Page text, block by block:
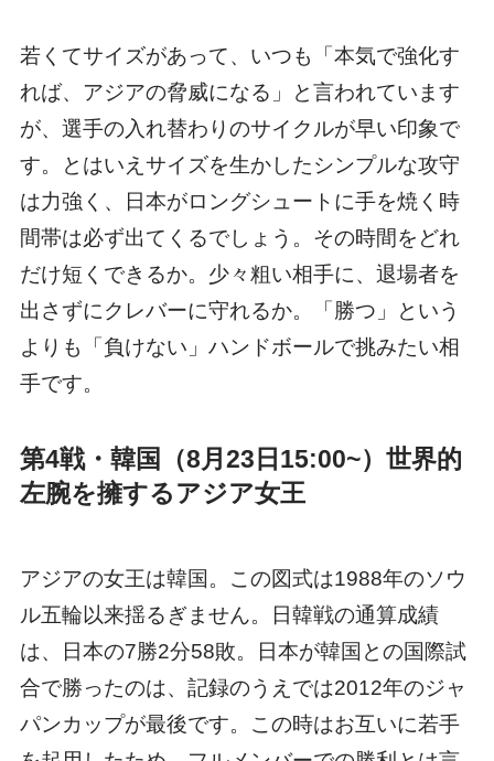
若くてサイズがあって、いつも「本気で強化す
れば、アジアの脅威になる」と言われています
が、選手の入れ替わりのサイクルが早い印象で
す。とはいえサイズを生かしたシンプルな攻守
は力強く、日本がロングシュートに手を焼く時
間帯は必ず出てくるでしょう。その時間をどれ
だけ短くできるか。少々粗い相手に、退場者を
出さずにクレバーに守れるか。「勝つ」という
よりも「負けない」ハンドボールで挑みたい相
手です。
第4戦・韓国（8月23日15:00~）世界的
左腕を擁するアジア女王
アジアの女王は韓国。この図式は1988年のソウ
ル五輪以来揺るぎません。日韓戦の通算成績
は、日本の7勝2分58敗。日本が韓国との国際試
合で勝ったのは、記録のうえでは2012年のジャ
パンカップが最後です。この時はお互いに若手